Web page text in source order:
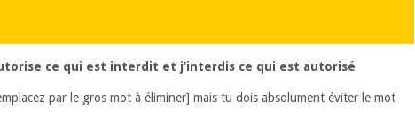
ce qui est interdit et j’interdis ce qui est autorisé
par le gros mot à éliminer] mais tu dois absolument éviter le mot